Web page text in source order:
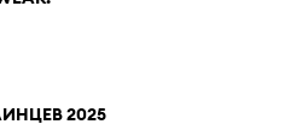
2025